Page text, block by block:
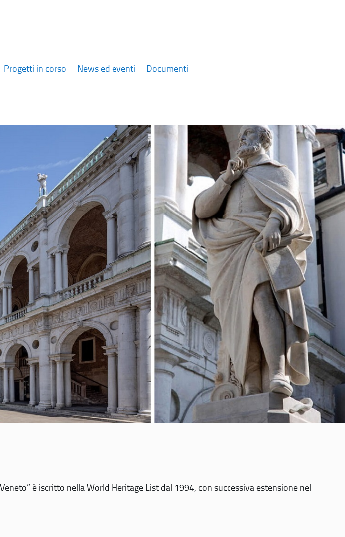
Progetti in corso News ed eventi Documenti
è iscritto nella World Heritage List dal 1994, con successiva estensione nel